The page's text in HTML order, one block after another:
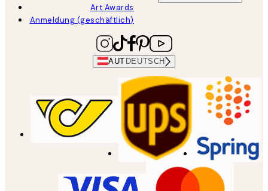
Art Awards
Anmeldung (geschäftlich)
AUT DEUTSCH